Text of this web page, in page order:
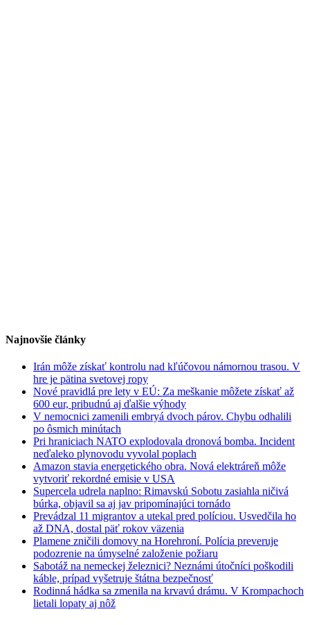
Najnovšie články
Irán môže získať kontrolu nad kľúčovou námornou trasou. V
hre je pätina svetovej ropy
Nové pravidlá pre lety v EÚ: Za meškanie môžete získať až
600 eur, pribudnú aj ďalšie výhody
V nemocnici zamenili embryá dvoch párov. Chybu odhalili
po ôsmich minútach
Pri hraniciach NATO explodovala dronová bomba. Incident
neďaleko plynovodu vyvolal poplach
Amazon stavia energetického obra. Nová elektráreň môže
vytvoriť rekordné emisie v USA
Supercela udrela naplno: Rimavskú Sobotu zasiahla ničivá
búrka, objavil sa aj jav pripomínajúci tornádo
Prevádzal 11 migrantov a utekal pred políciou. Usvedčila ho
až DNA, dostal päť rokov väzenia
Plamene zničili domovy na Horehroní. Polícia preveruje
podozrenie na úmyselné založenie požiaru
Sabotáž na nemeckej železnici? Neznámi útočníci poškodili
káble, prípad vyšetruje štátna bezpečnosť
Rodinná hádka sa zmenila na krvavú drámu. V Krompachoch
lietali lopaty aj nôž